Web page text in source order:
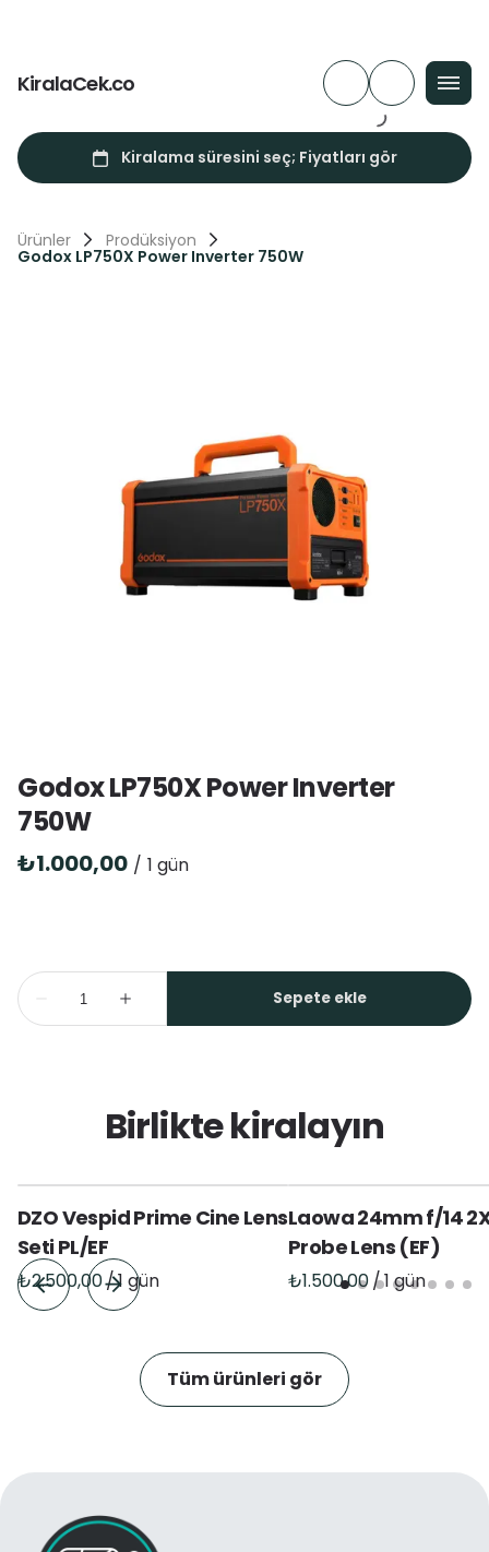
KiralaCek.co
Ürünler Prodüksiyon
Godox LP750X Power Inverter 750W
Godox LP750X Power Inverter
750W
/
Birlikte kiralayın
DZO Vespid Prime Cine Lens
Seti PL/EF
/
Laowa 24mm f/14
Probe Lens (EF)
/
Tüm ürünleri gör